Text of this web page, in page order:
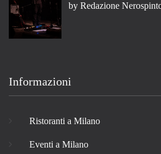
by Redazione
Informazioni
Ristoranti a Milano
Eventi a Milano